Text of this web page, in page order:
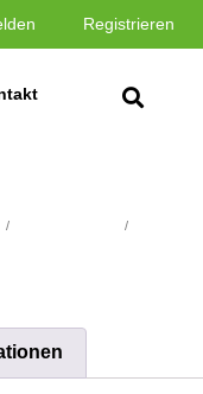
Registrieren
/ /